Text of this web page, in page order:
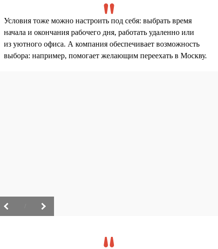
Условия тоже можно настроить под себя: выбрать время
начала и окончания рабочего дня, работать удаленно или
из уютного офиса. А компания обеспечивает возможность
выбора: например, помогает желающим переехать в Москву.